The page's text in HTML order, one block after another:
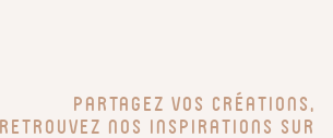
Partagez vos créations,
retrouvez nos inspirations sur